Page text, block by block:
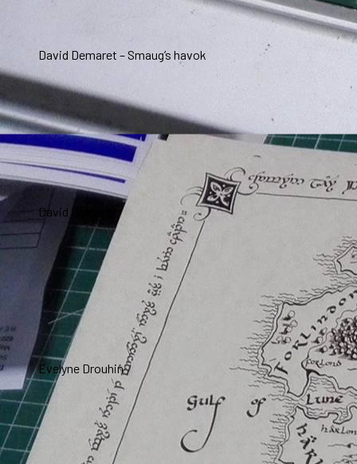
David Demaret – Smaug’s havok
David Demaret
Evelyne Drouhin